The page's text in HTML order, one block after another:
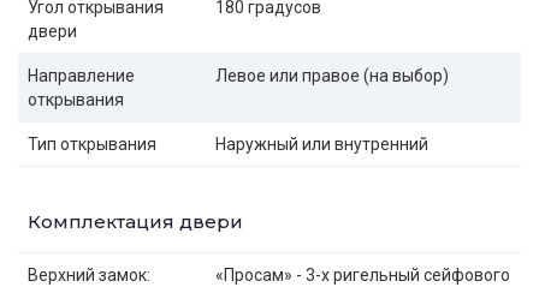
Угол открывания
двери
180 градусов
Направление
открывания
Левое или правое (на выбор)
Тип открывания Наружный или внутренний
Комплектация двери
Верхний замок:
«Просам» - 3-х ригельный сейфового